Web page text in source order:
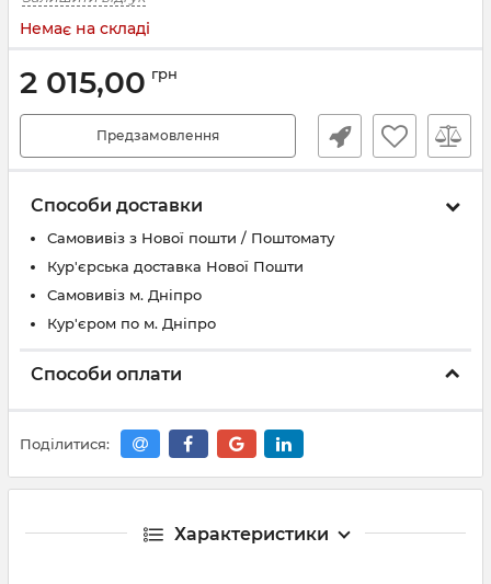
Немає на складі
2 015,00 грн
Предзамовлення
Способи доставки
Самовивіз з Нової пошти / Поштомату
Кур'єрська доставка Нової Пошти
Самовивіз м. Дніпро
Кур'єром по м. Дніпро
Способи оплати
Поділитися:
Характеристики